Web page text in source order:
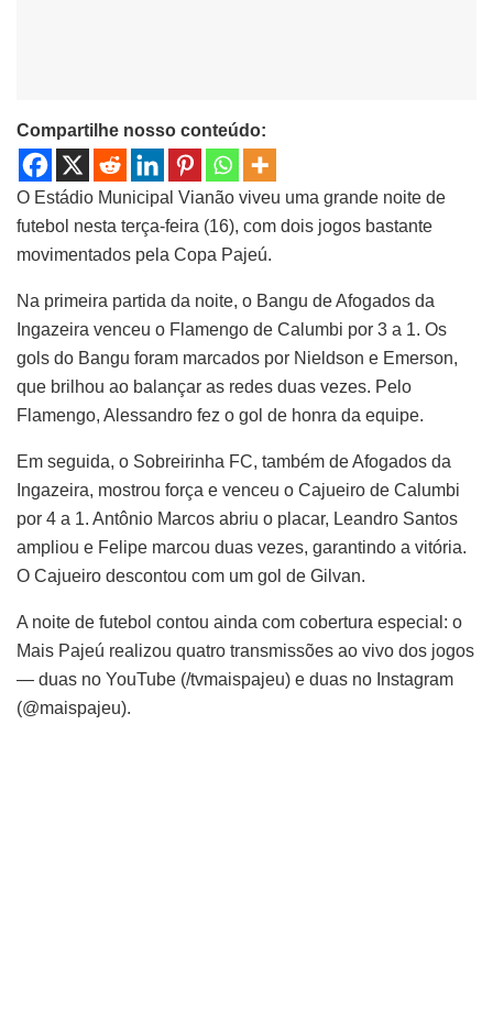
Compartilhe nosso conteúdo:
O Estádio Municipal Vianão viveu uma grande noite de
futebol nesta terça-feira (16), com dois jogos bastante
movimentados pela Copa Pajeú.
Na primeira partida da noite, o Bangu de Afogados da
Ingazeira venceu o Flamengo de Calumbi por 3 a 1. Os
gols do Bangu foram marcados por Nieldson e Emerson,
que brilhou ao balançar as redes duas vezes. Pelo
Flamengo, Alessandro fez o gol de honra da equipe.
Em seguida, o Sobreirinha FC, também de Afogados da
Ingazeira, mostrou força e venceu o Cajueiro de Calumbi
por 4 a 1. Antônio Marcos abriu o placar, Leandro Santos
ampliou e Felipe marcou duas vezes, garantindo a vitória.
O Cajueiro descontou com um gol de Gilvan.
A noite de futebol contou ainda com cobertura especial: o
Mais Pajeú realizou quatro transmissões ao vivo dos jogos
— duas no YouTube (/tvmaispajeu) e duas no Instagram
(@maispajeu).